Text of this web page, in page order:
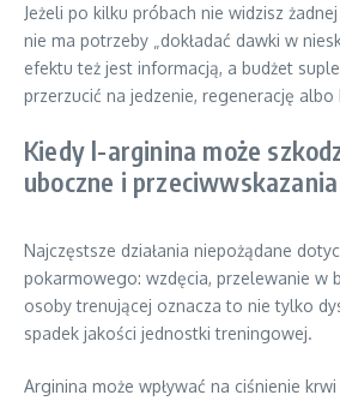
Jeżeli po kilku próbach nie widzisz
nie ma potrzeby „dokładać dawki w
efektu też jest informacją, a budżet
przerzucić na jedzenie, regenerację
Kiedy l-arginina może
uboczne i przeciwwskazania
Najczęstsze działania niepożądane
pokarmowego: wzdęcia, przelewanie w
osoby trenującej oznacza to nie tylko
spadek jakości jednostki treningowej.
Arginina może wpływać na ciśnienie